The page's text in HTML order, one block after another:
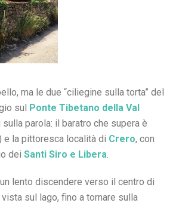
ma le due “ciliegine sulla torta” del
sul Ponte Tibetano della Val
parola: il baratro che supera è
e la pittoresca località di Crero, con
dei Santi Siro e Libera
lento discendere verso il centro di
sul lago, fino a tornare sulla